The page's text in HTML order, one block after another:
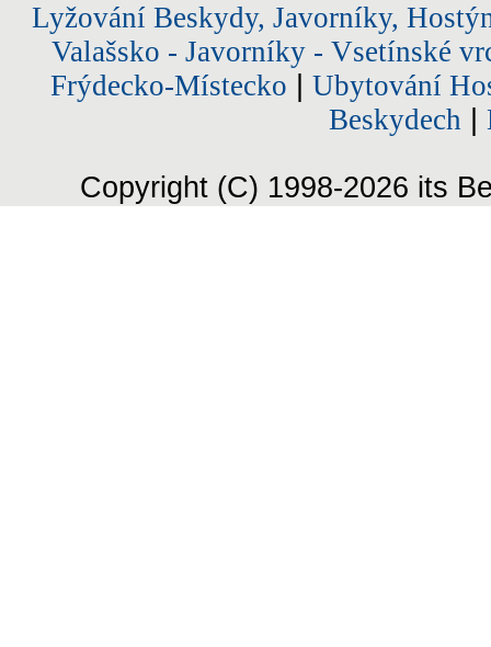
Lyžování Beskydy, Javorníky,
Valašsko - Javorníky - Vsetínské
Frýdecko-Místecko
Ubytování
Beskydech
Copyright (C) 1998-2026 its